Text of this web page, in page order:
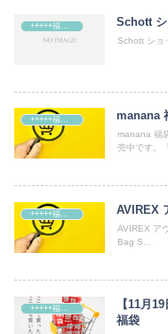
Schott
Schott ショ
+++++福袋++++++ manana
manana 福
売中です。
+++++福袋++++++ AVIREX
AVIREX ア
Bag S...
【11月
福袋